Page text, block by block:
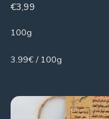
€3,99
100g
3.99€ / 100g